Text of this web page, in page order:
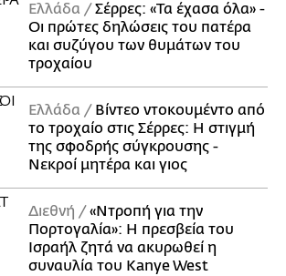
Ελλάδα
Σέρρες: «Τα έχασα όλα» -
Οι πρώτες δηλώσεις του πατέρα
και συζύγου των θυμάτων του
τροχαίου
Ελλάδα
Βίντεο ντοκουμέντο από
το τροχαίο στις Σέρρες: Η στιγμή
της σφοδρής σύγκρουσης -
Νεκροί μητέρα και γιος
Διεθνή
«Ντροπή για την
Πορτογαλία»: Η πρεσβεία του
Ισραήλ ζητά να ακυρωθεί η
συναυλία του Kanye West